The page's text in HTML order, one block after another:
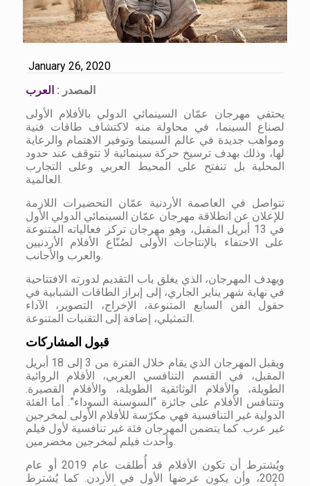
January 26, 2020
المصدر :العرب
يحتفي مهرجان عمّان السينمائي الدولي بالأفلام الأولى
لصناع السينما، في محاولة منه لاكتشاف طاقات فنية
ومواهب جديدة في عالم السينما وتوفير الاهتمام والرعاية
لها، وذلك بهدف ترسيخ حركة سينمائية لا تتوقف عند حدود
المحلية بل تنفتح على المحيط العربي وعلى التجارب
العالمية.
تتواصل في العاصمة الأردنية عمّان التحضيرات اللازمة
للإعلان عن انطلاقة مهرجان عمّان السينمائي الدولي الأول
في 13 أبريل المقبل، وهو مهرجان تركز فعالياته المتنوعة
على الاحتفاء بالإنتاجات الأولى لصُنّاع الأفلام الأردنيين
والعرب والأجانب.
ويهدف المهرجان، الذي يغلق باب التقديم لدورته الافتتاحية
في نهاية شهر يناير الجاري، إلى إبراز الطاقات الشبابية في
حقول الفن السابع المتنوعة، الإخراج، التصوير، الآداء
التمثيلي، إضافة إلى التقنيات المتنوعة.
قبول المشاركات
ويقبل المهرجان الذي يقام خلال الفترة من 3 إلى 18 أبريل
المقبل، في القسم التنافسي العربي، الأفلام الروائية
الطويلة، والأفلام الوثائقية الطويلة، والأفلام القصيرة.
وتتنافس الأفلام على جائزة “السوسنة السوداء”. أما الفئة
الدولية غير التنافسية فهي مكرّسة للأفلام الأولى لمخرجين
غير عرب. كما يتضمن المهرجان فئة غير تنافسية لأول فيلم
وأحدث فيلم لمخرجين مخضرمين.
ويُشترط أن تكون الأفلام قد أُطلقت عام 2019 أو عام
2020، وأن يكون عرضها الأول في الأردن. كما يُشترط